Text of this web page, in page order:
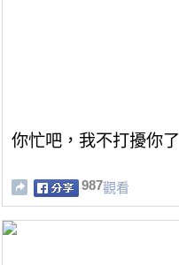
你忙吧，我不打擾你了
987觀看